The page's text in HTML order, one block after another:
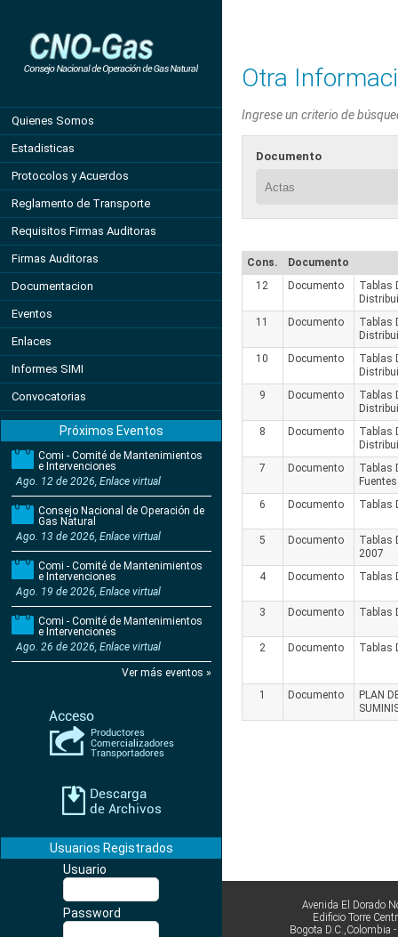
Quienes Somos
Estadisticas
Protocolos y Acuerdos
Reglamento de Transporte
Requisitos Firmas Auditoras
Firmas Auditoras
Documentacion
Eventos
Enlaces
Informes SIMI
Convocatorias
Próximos Eventos
Comi - Comité de Mantenimientos
e Intervenciones
Ago. 12 de 2026, Enlace virtual
Consejo Nacional de Operación de
Gas Natural
Ago. 13 de 2026, Enlace virtual
Comi - Comité de Mantenimientos
e Intervenciones
Ago. 19 de 2026, Enlace virtual
Comi - Comité de Mantenimientos
e Intervenciones
Ago. 26 de 2026, Enlace virtual
Ver más eventos »
Usuarios Registrados
Usuario
Password
Otra
Ingrese un criterio de
Documento
Cons.
Documento
12
Documento
Tablas
11
Documento
Tablas
10
Documento
Tablas
9
Documento
Tablas
8
Documento
Tablas
7
Documento
Tablas
6
Documento Tablas
5 Documento
Tablas
2007
4
Documento Tablas
3 Documento Tablas
2 Documento Tablas
1 Documento
PLAN
Avenida El Dorado
Edificio Torre
Bogota D.C.,Colombia